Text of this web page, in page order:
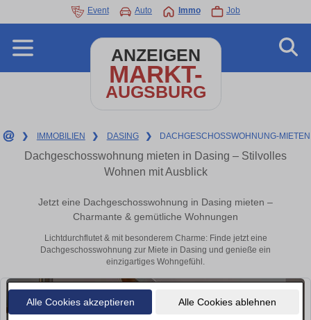
Alle Cookies akzeptieren Alle Cookies ablehnen
Event Auto Immo Job
ANZEIGEN
MARKT-
AUGSBURG
❯ IMMOBILIEN ❯ DASING ❯ DACHGESCHOSSWOHNUNG-MIETEN
Dachgeschosswohnung mieten in Dasing – Stilvolles
Wohnen mit Ausblick
Jetzt eine Dachgeschosswohnung in Dasing mieten –
Charmante & gemütliche Wohnungen
Lichtdurchflutet & mit besonderem Charme: Finde jetzt eine
Dachgeschosswohnung zur Miete in Dasing und genieße ein
einzigartiges Wohngefühl.